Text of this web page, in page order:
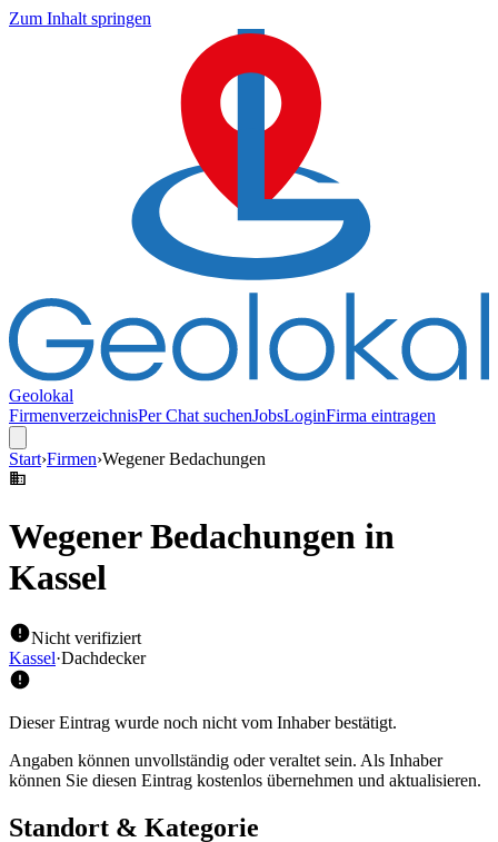
Zum Inhalt springen
Geolokal
FirmenverzeichnisPer Chat suchenJobsLoginFirma eintragen
Start›Firmen›Wegener Bedachungen
Wegener Bedachungen in
Kassel
Nicht verifiziert
Kassel·Dachdecker
Dieser Eintrag wurde noch nicht vom Inhaber bestätigt.
Angaben können unvollständig oder veraltet sein. Als Inhaber
können Sie diesen Eintrag kostenlos übernehmen und aktualisieren.
Standort & Kategorie